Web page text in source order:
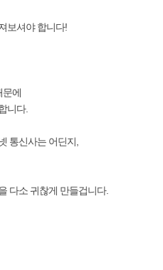
보셔야 합니다!
문에
니다.
통신사는 어딘지,
다소 귀찮게 만들겁니다.